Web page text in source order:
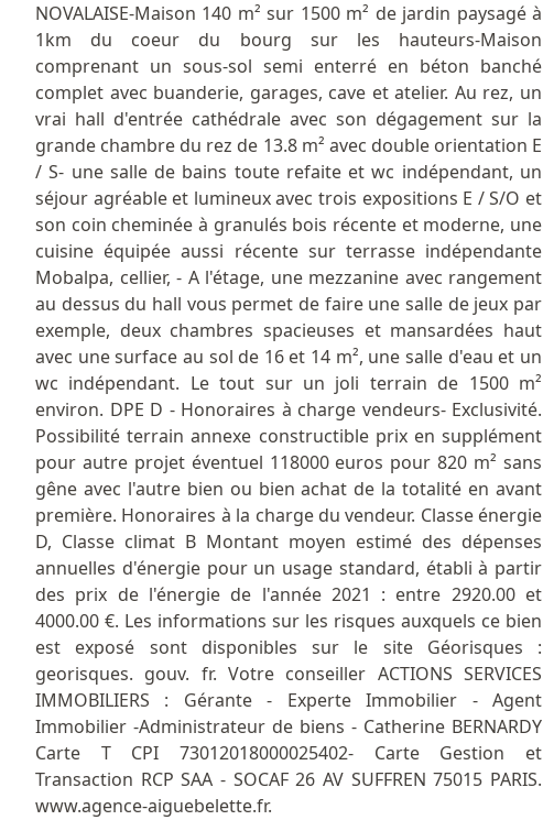
NOVALAISE-Maison 140 m² sur 1500 m² de jardin paysagé à
1km du coeur du bourg sur les hauteurs-Maison
comprenant un sous-sol semi enterré en béton banché
complet avec buanderie, garages, cave et atelier. Au rez, un
vrai hall d'entrée cathédrale avec son dégagement sur la
grande chambre du rez de 13.8 m² avec double orientation E
/ S- une salle de bains toute refaite et wc indépendant, un
séjour agréable et lumineux avec trois expositions E / S/O et
son coin cheminée à granulés bois récente et moderne, une
cuisine équipée aussi récente sur terrasse indépendante
Mobalpa, cellier, - A l'étage, une mezzanine avec rangement
au dessus du hall vous permet de faire une salle de jeux par
exemple, deux chambres spacieuses et mansardées haut
avec une surface au sol de 16 et 14 m², une salle d'eau et un
wc indépendant. Le tout sur un joli terrain de 1500 m²
environ. DPE D - Honoraires à charge vendeurs- Exclusivité.
Possibilité terrain annexe constructible prix en supplément
pour autre projet éventuel 118000 euros pour 820 m² sans
gêne avec l'autre bien ou bien achat de la totalité en avant
première. Honoraires à la charge du vendeur. Classe énergie
D, Classe climat B Montant moyen estimé des dépenses
annuelles d'énergie pour un usage standard, établi à partir
des prix de l'énergie de l'année 2021 : entre 2920.00 et
4000.00 €. Les informations sur les risques auxquels ce bien
est exposé sont disponibles sur le site Géorisques :
georisques. gouv. fr. Votre conseiller ACTIONS SERVICES
IMMOBILIERS : Gérante - Experte Immobilier - Agent
Immobilier -Administrateur de biens - Catherine BERNARDY
Carte T CPI 73012018000025402- Carte Gestion et
Transaction RCP SAA - SOCAF 26 AV SUFFREN 75015 PARIS.
www.agence-aiguebelette.fr.